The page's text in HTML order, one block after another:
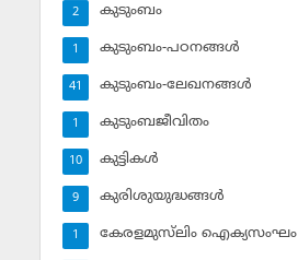
കുടുംബം
2
കുടുംബം-പഠനങ്ങള്‍
1
കുടുംബം-ലേഖനങ്ങള്‍
41
കുടുംബജീവിതം
1
കുട്ടികള്‍
10
കുരിശുയുദ്ധങ്ങള്‍
9
കേരളമുസ്‌ലിം ഐക്യസംഘം
1